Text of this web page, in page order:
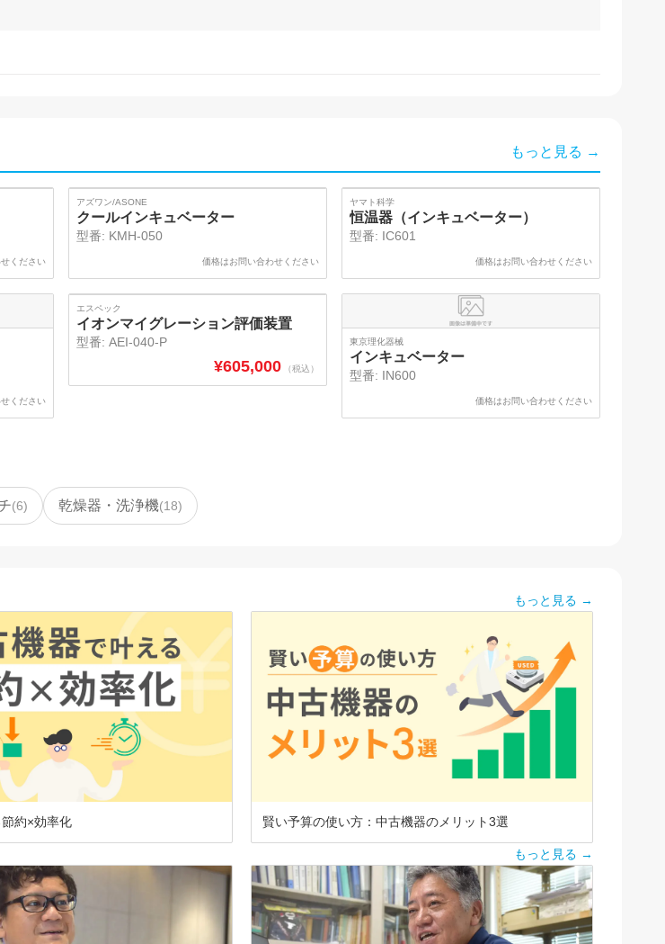
もっと見る →
ください
SOLD
アズワン/ASONE
クールインキュベーター
型番: KMH-050
価格はお問い合わせください
ヤマト科学
恒温器（インキュベーター）
型番: IC601
価格はお問い合わせください
ください
エスペック
イオンマイグレーション評価装置
型番: AEI-040-P
¥605,000 （税込）
東京理化器械
インキュベーター
型番: IN600
価格はお問い合わせください
(6) 乾燥器・洗浄機(18)
もっと見る →
約×効率化 賢い予算の使い方：中古機器のメリット3選
もっと見る →